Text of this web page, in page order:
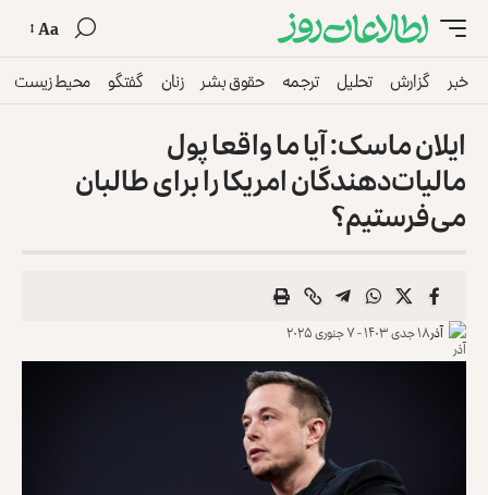
Aa
خبر گزارش تحلیل ترجمه حقوق بشر زنان گفتگو محیط زیست
ایلان ماسک: آیا ما واقعا پول
مالیات‌دهندگان امریکا را برای طالبان
می‌فرستیم؟
آذر۱۸ جدی ۱۴۰۳ - ۷ جنوری ۲۰۲۵